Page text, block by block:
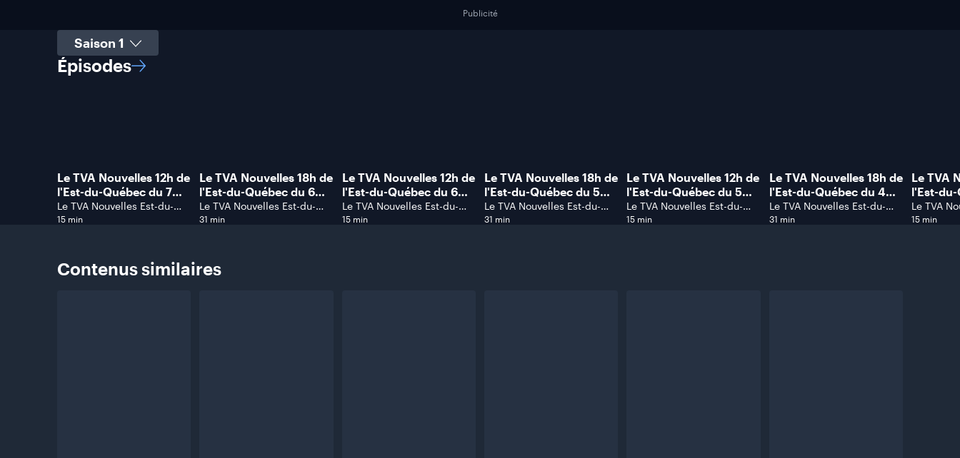
Publicité
Sélectionner une saison
Épisodes
Le TVA Nouvelles 12h de
l'Est-du-Québec du 7
août 2026.
Le TVA Nouvelles Est-du-
Québec
15 min
Le TVA Nouvelles 18h de
l'Est-du-Québec du 6
août 2026.
Le TVA Nouvelles Est-du-
Québec
31 min
Le TVA Nouvelles 12h de
l'Est-du-Québec du 6
août 2026.
Le TVA Nouvelles Est-du-
Québec
15 min
Le TVA Nouvelles 18h de
l'Est-du-Québec du 5
août 2026.
Le TVA Nouvelles Est-du-
Québec
31 min
Le TVA Nouvelles 12h de
l'Est-du-Québec du 5
août 2026.
Le TVA Nouvelles Est-du-
Québec
15 min
Le TVA Nouvelles 18h de
l'Est-du-Québec du 4
août 2026.
Le TVA Nouvelles Est-du-
Québec
31 min
Le TVA
l'Est-
août
Le TVA
Québec
15 min
Contenussimilaires